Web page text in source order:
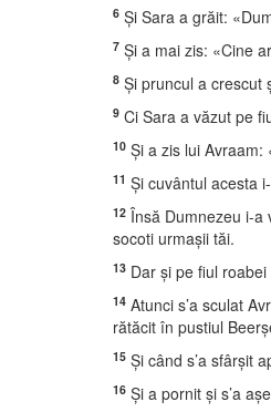
6 Şi Sara a grăit:
7 Şi a mai zis: «Cine
8 Şi pruncul a crescut
9 Ci Sara a văzut pe
10 Şi a zis lui
11 Şi cuvântul acesta
12 Însă Dumnezeu i-a
socoti urmaşii tăi.
13 Dar şi pe fiul
14 Atunci s’a sculat
rătăcit în pustiul
15 Şi când s’a sfârşit
16 Şi a pornit şi s’a